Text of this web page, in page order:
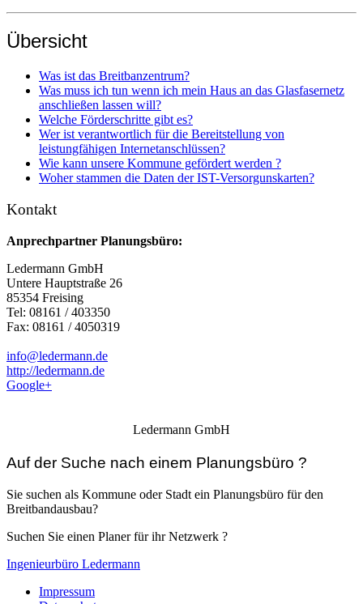
Übersicht
Was ist das Breitbanzentrum?
Was muss ich tun wenn ich mein Haus an das Glasfasernetz
anschließen lassen will?
Welche Förderschritte gibt es?
Wer ist verantwortlich für die Bereitstellung von
leistungfähigen Internetanschlüssen?
Wie kann unsere Kommune gefördert werden ?
Woher stammen die Daten der IST-Versorgunskarten?
Kontakt
Anprechpartner Planungsbüro:
Ledermann GmbH
Untere Hauptstraße 26
85354 Freising
Tel: 08161 / 403350
Fax: 08161 / 4050319
info@ledermann.de
http://ledermann.de
Google+
Ledermann GmbH
Auf der Suche nach einem Planungsbüro ?
Sie suchen als Kommune oder Stadt ein Planungsbüro für den
Breitbandausbau?
Suchen Sie einen Planer für ihr Netzwerk ?
Ingenieurbüro Ledermann
Impressum